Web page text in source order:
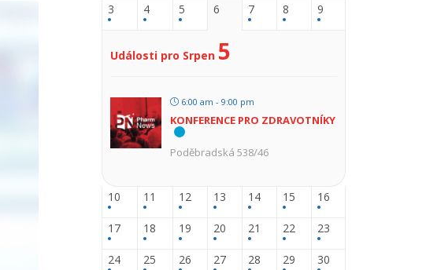
3 4 5 6 7 8 9
Události pro Srpen 5
6:00 am - 9:00 pm
KONFERENCE PRO ZDRAVOTNÍKY
Poděbradská 538/46
10 11 12 13 14 15 16
17 18 19 20 21 22 23
24 25 26 27 28 29 30